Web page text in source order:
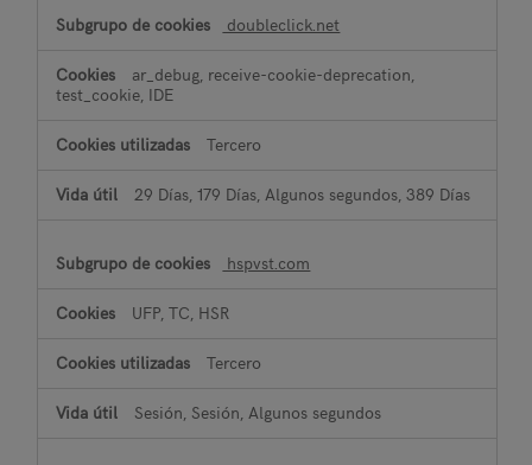
doubleclick.net
ar_debug, receive-cookie-deprecation,
test_cookie, IDE
Tercero
29 Días, 179 Días, Algunos segundos, 389 Días
hspvst.com
UFP, TC, HSR
Tercero
Sesión, Sesión, Algunos segundos